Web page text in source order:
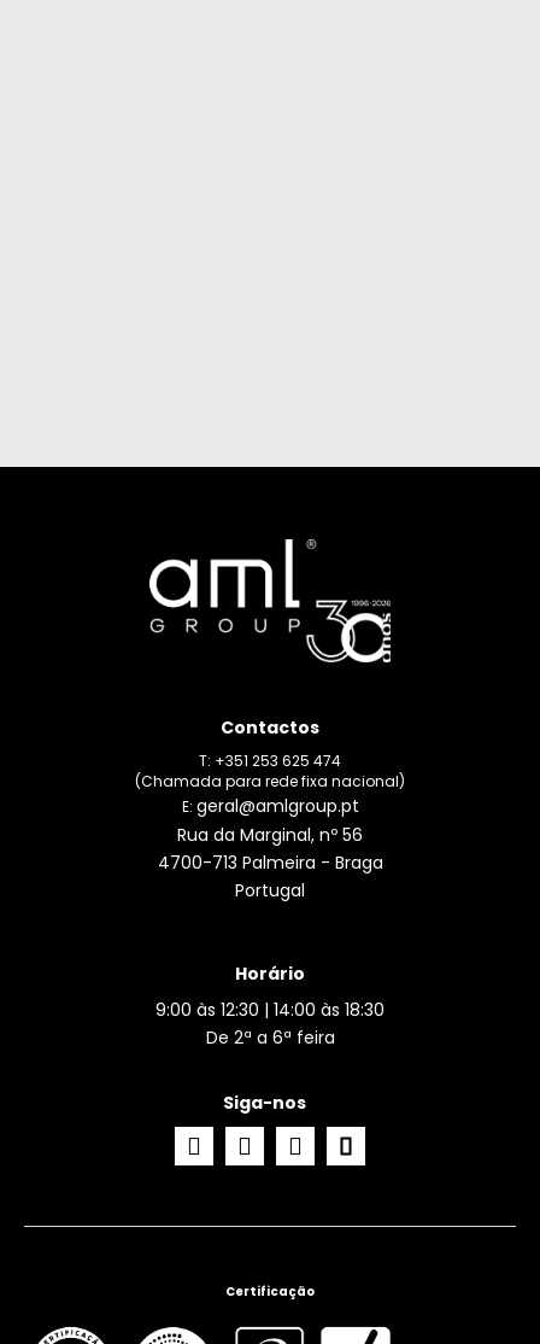
Contactos
T: +351 253 625 474
(Chamada para rede fixa nacional)
E: geral@amlgroup.pt
Rua da Marginal, nº 56
4700-713 Palmeira - Braga
Portugal
Horário
9:00 às 12:30 | 14:00 às 18:30
De 2ª a 6ª feira
Siga-nos
Certificação